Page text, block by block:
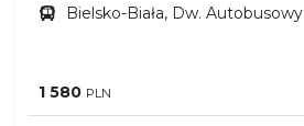
Bielsko-Biała, Dw. Autobusowy
1 580 PLN